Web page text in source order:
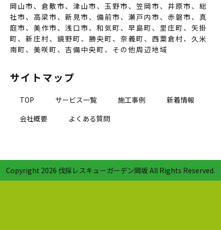
岡山市、倉敷市、津山市、玉野市、笠岡市、井原市、総
社市、高梁市、新見市、備前市、瀬戸内市、赤磐市、真
庭市、美作市、浅口市、和気町、早島町、里庄町、矢掛
町、新庄村、鏡野町、勝央町、奈義町、西粟倉村、久米
南町、美咲町、吉備中央町、その他周辺地域
サイトマップ
TOP サービス一覧 施工事例
新着情報
会社概要
よくある質問
Copyright 2026 伐採レスキューガーデン岡坂 All Rights Reserved.